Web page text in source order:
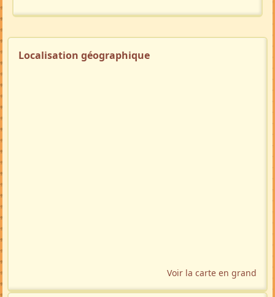
Localisation géographique
Voir la carte en grand